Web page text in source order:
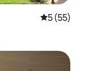
5 (55)